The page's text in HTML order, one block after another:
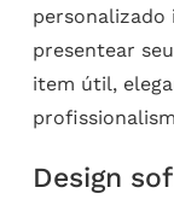
personalizado
presentear
item útil,
Design